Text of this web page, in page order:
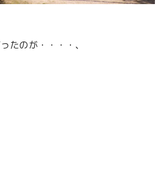
たのが・・・・、